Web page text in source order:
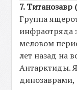
7. Титанозавр
Группа
инфраотряда
меловом
лет назад на
Антарктиды.